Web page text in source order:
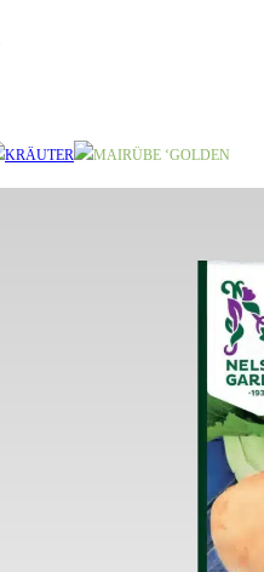
KRÄUTER
MAIRÜBE ‘GOLDEN